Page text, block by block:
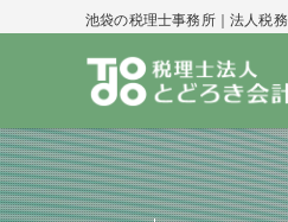
池袋の税理士事務所｜法人税